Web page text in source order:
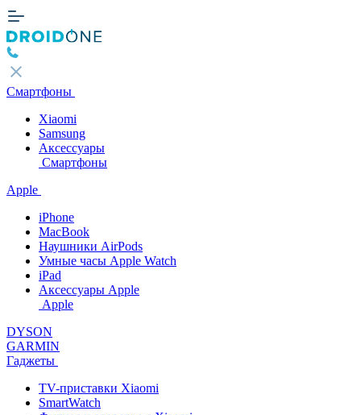
Смартфоны
Xiaomi
Samsung
Аксессуары
Смартфоны
Apple
iPhone
MacBook
Наушники AirPods
Умные часы Apple Watch
iPad
Аксессуары Apple
Apple
DYSON
GARMIN
Гаджеты
TV-приставки Xiaomi
SmartWatch